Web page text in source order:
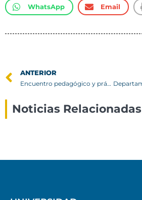
WhatsApp Email
ANTERIOR
Encuentro pedagógico y práctico en Colegio Los Acacios
Noticias Relacionadas